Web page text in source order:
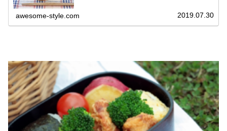
awesome-style.com 2019.07.30